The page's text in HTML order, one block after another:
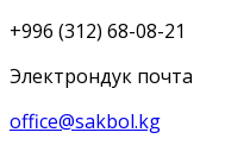
+996 (312) 68-08-21
Электрондук почта
office@sakbol.kg